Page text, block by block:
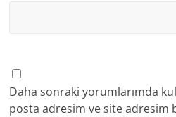
Daha sonraki yorumlarımda
posta adresim ve site adresim